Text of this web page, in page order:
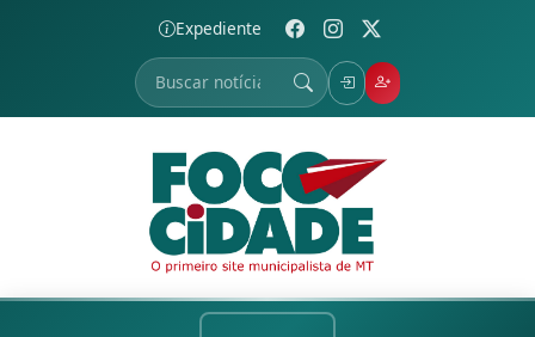
Expediente